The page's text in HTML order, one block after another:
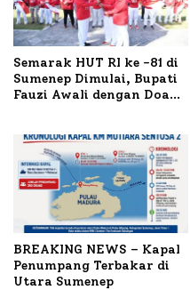
Semarak HUT RI ke -81 di
Sumenep Dimulai, Bupati
Fauzi Awali dengan Doa
BREAKING NEWS – Kapal
Penumpang Terbakar di
Utara Sumenep